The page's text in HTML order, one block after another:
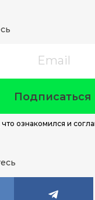
Подписаться
ознакомился и